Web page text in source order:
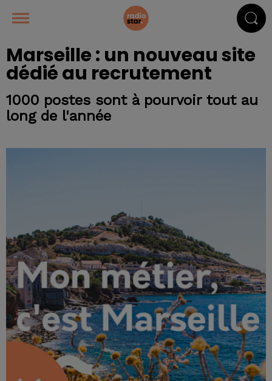
Marseille : un nouveau site
dédié au recrutement
1000 postes sont à pourvoir tout au
long de l'année